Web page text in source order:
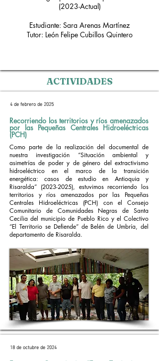
(2023-Actual)
Estudiante: Sara Arenas Martínez
Tutor: León Felipe Cubillos Quintero
ACTIVIDADES
4 de febrero de 2025
Recorriendo los territorios y ríos amenazados
por las Pequeñas Centrales Hidroeléctricas
(PCH)
Como parte de la realización del documental de
nuestra investigación “Situación ambiental y
asimetrías de poder y de género del extractivismo
hidroeléctrico en el marco de la transición
energética: casos de estudio en Antioquia y
Risaralda” (2023-2025), estuvimos recorriendo los
territorios y ríos amenazados por las Pequeñas
Centrales Hidroeléctricas (PCH) con el Consejo
Comunitario de Comunidades Negras de Santa
Cecilia del municipio de Pueblo Rico y el Colectivo
“El Territorio se Defiende” de Belén de Umbría, del
departamento de Risaralda.
18 de octubre de 2024